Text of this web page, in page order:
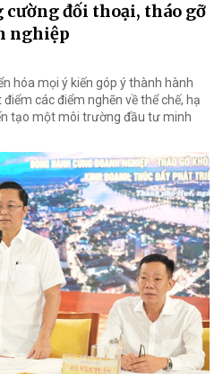
cường đối thoại, tháo gỡ
nghiệp
hóa mọi ý kiến góp ý thành hành
các điểm nghẽn về thể chế, hạ
tạo một môi trường đầu tư minh